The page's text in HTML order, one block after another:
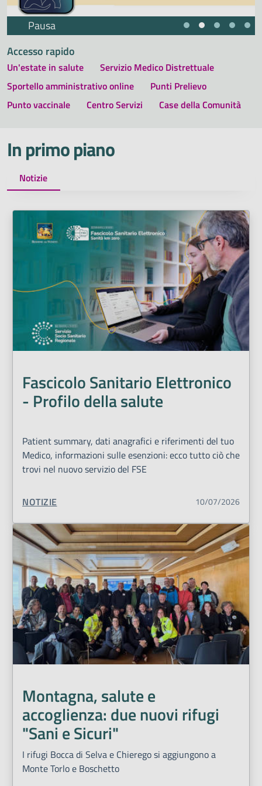
Pausa
Accesso rapido
Un'estate in salute
Servizio Medico Distrettuale
Sportello amministrativo online
Punti Prelievo
Punto vaccinale
Centro Servizi Case della Comunità
In primo piano
Notizie
Fascicolo Sanitario Elettronico
- Profilo della salute
Patient summary, dati anagrafici e riferimenti del tuo
Medico, informazioni sulle esenzioni: ecco tutto ciò che
trovi nel nuovo servizio del FSE
TIPO CONTENUTO:
NOTIZIE 10/07/2026
Montagna, salute e
accoglienza: due nuovi rifugi
"Sani e Sicuri"
I rifugi Bocca di Selva e Chierego si aggiungono a
Monte Torlo e Boschetto